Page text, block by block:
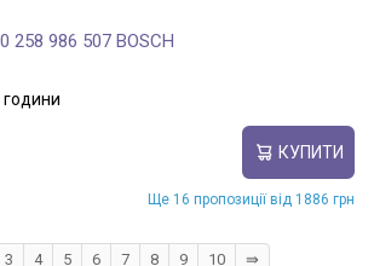
258 986 507 BOSCH
години
КУПИТИ
Ще 16 пропозиції від 1886 грн
3 4 5 6 7 8 9 10 ⇛